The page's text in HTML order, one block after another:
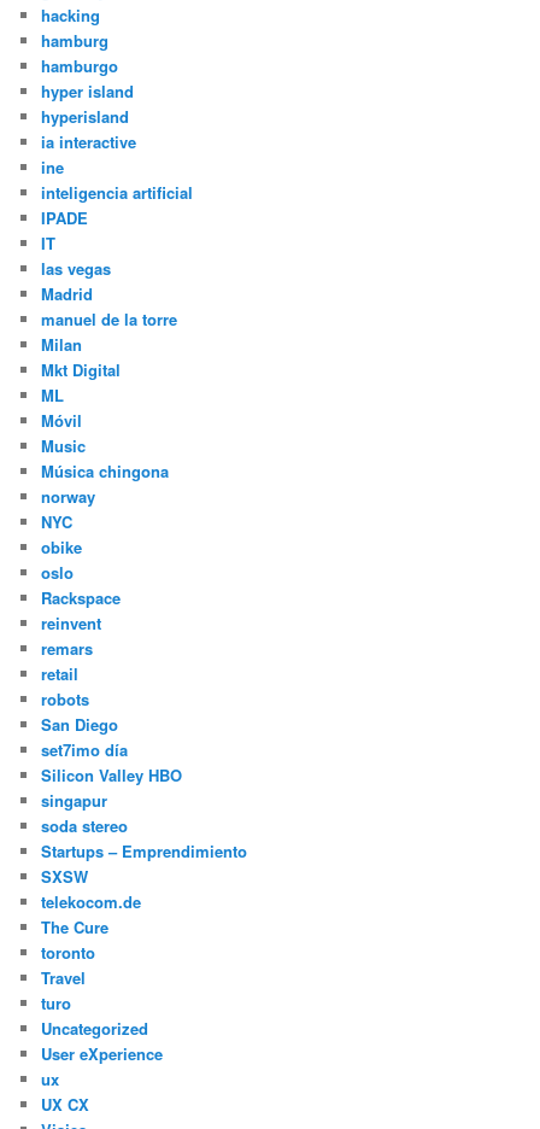
hacking
hamburg
hamburgo
hyper island
hyperisland
ia interactive
ine
inteligencia artificial
IPADE
IT
las vegas
Madrid
manuel de la torre
Milan
Mkt Digital
ML
Móvil
Music
Música chingona
norway
NYC
obike
oslo
Rackspace
reinvent
remars
retail
robots
San Diego
set7imo día
Silicon Valley HBO
singapur
soda stereo
Startups – Emprendimiento
SXSW
telekocom.de
The Cure
toronto
Travel
turo
Uncategorized
User eXperience
ux
UX CX